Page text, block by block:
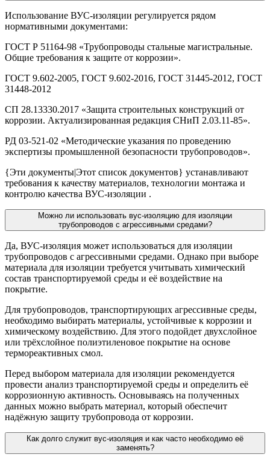
Использование ВУС-изоляции регулируется рядом
нормативными документами:
ГОСТ Р 51164-98 «Трубопроводы стальные магистральные.
Общие требования к защите от коррозии».
ГОСТ 9.602-2005, ГОСТ 9.602-2016, ГОСТ 31445-2012, ГОСТ
31448-2012
СП 28.13330.2017 «Защита строительных конструкций от
коррозии. Актуализированная редакция СНиП 2.03.11-85».
РД 03-521-02 «Методические указания по проведению
экспертизы промышленной безопасности трубопроводов».
{Эти документы|Этот список документов} устанавливают
требования к качеству материалов, технологии монтажа и
контролю качества ВУС-изоляции .
Можно ли использовать вус-изоляцию для изоляции
трубопроводов с агрессивными средами?
Да, ВУС-изоляция может использоваться для изоляции
трубопроводов с агрессивными средами. Однако при выборе
материала для изоляции требуется учитывать химический
состав транспортируемой среды и её воздействие на
покрытие.
Для трубопроводов, транспортирующих агрессивные среды,
необходимо выбирать материалы, устойчивые к коррозии и
химическому воздействию. Для этого подойдет двухслойное
или трёхслойное полиэтиленовое покрытие на основе
термореактивных смол.
Перед выбором материала для изоляции рекомендуется
провести анализ транспортируемой среды и определить её
коррозионную активность. Основываясь на полученных
данных можно выбрать материал, который обеспечит
надёжную защиту трубопровода от коррозии.
Как долго служит вус-изоляция и как часто необходимо её
заменять?